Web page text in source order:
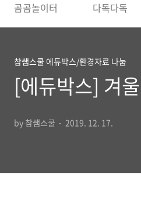
곰곰놀이터 다독다독
참쌤스쿨 에듀박스/환경자료 나눔
[에듀박스] 겨
by 참쌤스쿨 2019. 12. 17.